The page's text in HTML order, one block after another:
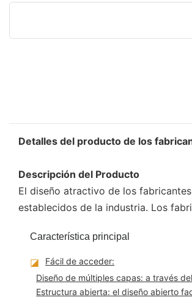
Detalles del producto de los
Descripción del Producto
El diseño atractivo de los
establecidos de la industria. Los
Característica principal
◪
Fácil de acceder:
Diseño de múltiples capas: a través
Estructura abierta: el diseño abierto